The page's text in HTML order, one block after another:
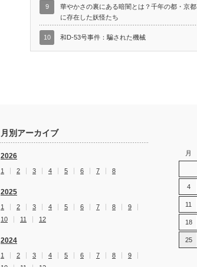
9
華やかさの裏にある暗闇とは？千年の都・京都
に存在した妖怪たち
10 和D-53号事件：騙された機械
月別アーカイブ
2026
1 2 3 4 5 6 7 8
2025
1 2 3 4 5 6 7 8
9
10
11 12
2024
1 2 3 4 5 6 7 8
9
月
4
11
18
25